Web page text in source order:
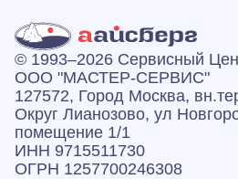
© 1993–2026 Сервисный
ООО "МАСТЕР-СЕРВИС"
127572, Город Москва,
Округ Лианозово, ул
помещение 1/1
ИНН 9715511730
ОГРН 1257700246308